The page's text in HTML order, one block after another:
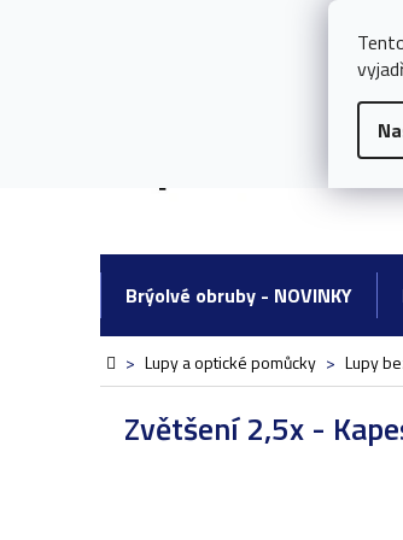
Brýolvé obruby - NOVINKY
Domů
> Lupy a optické pomůcky > Lupy
Zvětšení 2,5x -